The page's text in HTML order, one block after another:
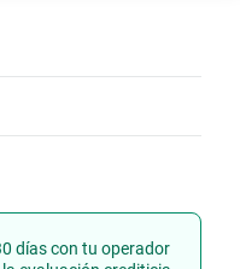
Portabilidad
días con tu operador